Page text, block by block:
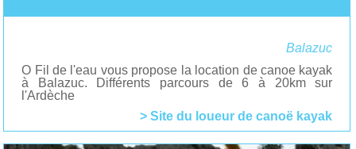
Balazuc
O Fil de l'eau vous propose la location de canoe kayak
à Balazuc. Différents parcours de 6 à 20km sur
l'Ardèche
> Site du loueur de canoë kayak